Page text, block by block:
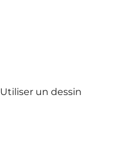
Utiliser un dessin